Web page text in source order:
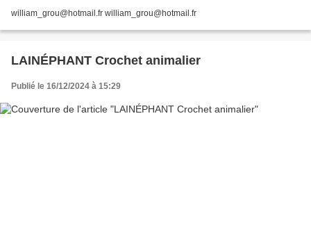
william_grou@hotmail.fr william_grou@hotmail.fr
LAINÉPHANT Crochet animalier
Publié le 16/12/2024 à 15:29